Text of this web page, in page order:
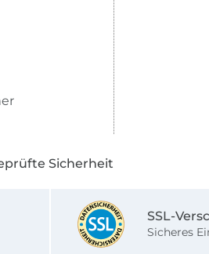
Sicherheit
SSL-
Sicheres